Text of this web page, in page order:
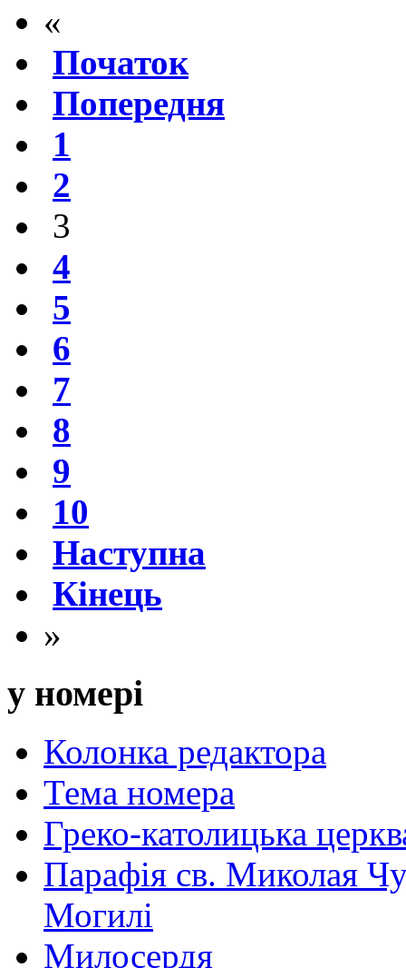
«
Початок
Попередня
1
2
3
4
5
6
7
8
9
10
Наступна
Кінець
»
у номері
Колонка редактора
Тема номера
Греко-католицька
Парафія св. Миколая
Могилі
Милосердя